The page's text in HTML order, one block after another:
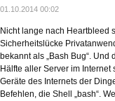
01.10.2014 00:02
Nicht lange nach Heartbleed
Sicherheitslücke
bekannt als „Bash Bug“.
Hälfte aller Server im
Geräte des Internets der
Befehlen, die Shell „bash“.